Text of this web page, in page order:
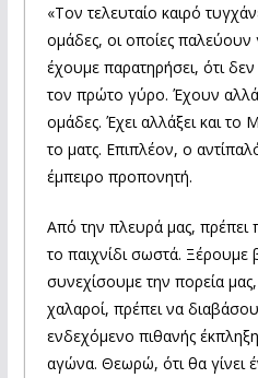
«Τον τελευταίο καιρό
ομάδες, οι οποίες παλεύουν
έχουμε παρατηρήσει, ότι
τον πρώτο γύρο. Έχουν
ομάδες. Έχει αλλάξει και
το ματς. Επιπλέον, ο
έμπειρο προπονητή.
Από την πλευρά μας, πρέπει
το παιχνίδι σωστά. Ξέρουμε
συνεχίσουμε την πορεία
χαλαροί, πρέπει να
ενδεχόμενο πιθανής
αγώνα. Θεωρώ, ότι θα γίνει